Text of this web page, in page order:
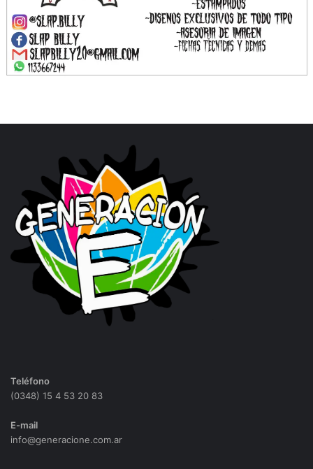
Teléfono
(0348) 15 4 53 20 83
E-mail
info@generacione.com.ar